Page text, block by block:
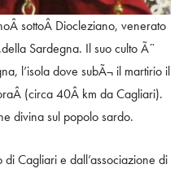
sottoÂ Diocleziano, venerato
Sardegna. Il suo culto Ã¨
l’isola dove subÃ¬ il martirio il
(circa 40Â km da Cagliari).
divina sul popolo sardo.
di Cagliari e dall’associazione di